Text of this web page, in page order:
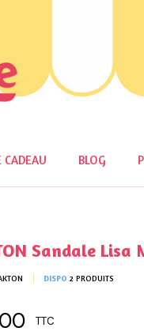
CADEAU BLOG
Sandale Lisa
DISPO 2 PRODUITS
TTC